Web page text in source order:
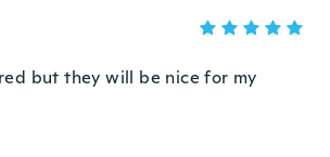
but they will be nice for my